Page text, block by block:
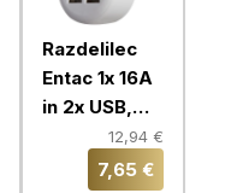
Razdelilec
Entac 1x 16A
in 2x USB,
12,94 €
7,65 €